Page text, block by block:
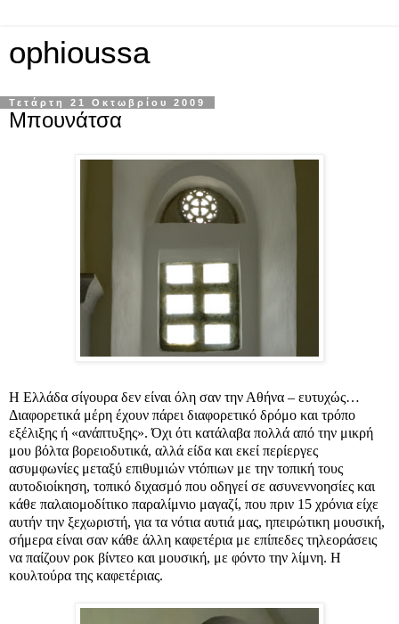
ophioussa
Τετάρτη 21 Οκτωβρίου 2009
Μπουνάτσα
Η Ελλάδα σίγουρα δεν είναι όλη σαν την Αθήνα – ευτυχώς…
Διαφορετικά μέρη έχουν πάρει διαφορετικό δρόμο και τρόπο
εξέλιξης ή «ανάπτυξης». Όχι ότι κατάλαβα πολλά από την μικρή
μου βόλτα βορειοδυτικά, αλλά είδα και εκεί περίεργες
ασυμφωνίες μεταξύ επιθυμιών ντόπιων με την τοπική τους
αυτοδιοίκηση, τοπικό διχασμό που οδηγεί σε ασυνεννοησίες και
κάθε παλαιομοδίτικο παραλίμνιο μαγαζί, που πριν 15 χρόνια είχε
αυτήν την ξεχωριστή, για τα νότια αυτιά μας, ηπειρώτικη μουσική,
σήμερα είναι σαν κάθε άλλη καφετέρια με επίπεδες τηλεοράσεις
να παίζουν ροκ βίντεο και μουσική, με φόντο την λίμνη. Η
κουλτούρα της καφετέριας.